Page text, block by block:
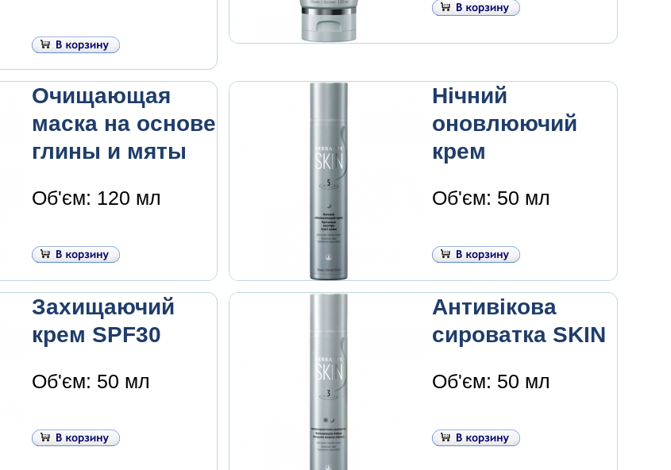
Очищающая
маска на основе
глины и мяты
Об'єм: 120 мл
Нічний
оновлюючий
крем
Об'єм: 50 мл
Захищаючий
крем SPF30
Об'єм: 50 мл
Антивікова
сироватка SKIN
Об'єм: 50 мл